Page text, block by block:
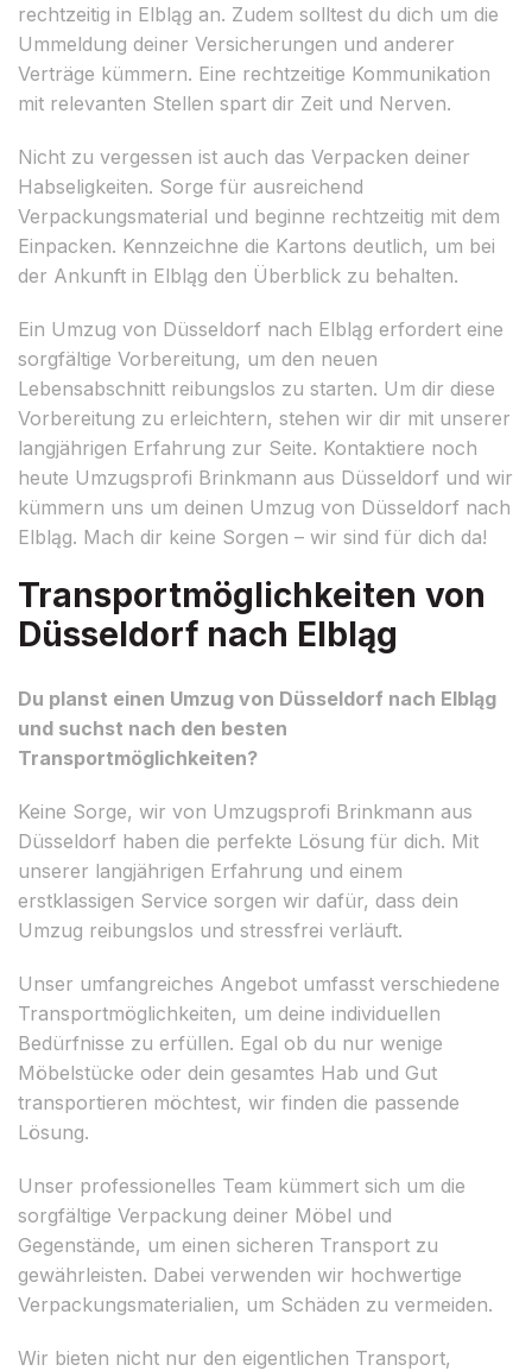
rechtzeitig in Elbląg an. Zudem solltest du dich um die
Ummeldung deiner Versicherungen und anderer
Verträge kümmern. Eine rechtzeitige Kommunikation
mit relevanten Stellen spart dir Zeit und Nerven.
Nicht zu vergessen ist auch das Verpacken deiner
Habseligkeiten. Sorge für ausreichend
Verpackungsmaterial und beginne rechtzeitig mit dem
Einpacken. Kennzeichne die Kartons deutlich, um bei
der Ankunft in Elbląg den Überblick zu behalten.
Ein Umzug von Düsseldorf nach Elbląg erfordert eine
sorgfältige Vorbereitung, um den neuen
Lebensabschnitt reibungslos zu starten. Um dir diese
Vorbereitung zu erleichtern, stehen wir dir mit unserer
langjährigen Erfahrung zur Seite. Kontaktiere noch
heute Umzugsprofi Brinkmann aus Düsseldorf und wir
kümmern uns um deinen Umzug von Düsseldorf nach
Elbląg. Mach dir keine Sorgen – wir sind für dich da!
Transportmöglichkeiten von
Düsseldorf nach Elbląg
Du planst einen Umzug von Düsseldorf nach Elbląg
und suchst nach den besten
Transportmöglichkeiten?
Keine Sorge, wir von Umzugsprofi Brinkmann aus
Düsseldorf haben die perfekte Lösung für dich. Mit
unserer langjährigen Erfahrung und einem
erstklassigen Service sorgen wir dafür, dass dein
Umzug reibungslos und stressfrei verläuft.
Unser umfangreiches Angebot umfasst verschiedene
Transportmöglichkeiten, um deine individuellen
Bedürfnisse zu erfüllen. Egal ob du nur wenige
Möbelstücke oder dein gesamtes Hab und Gut
transportieren möchtest, wir finden die passende
Lösung.
Unser professionelles Team kümmert sich um die
sorgfältige Verpackung deiner Möbel und
Gegenstände, um einen sicheren Transport zu
gewährleisten. Dabei verwenden wir hochwertige
Verpackungsmaterialien, um Schäden zu vermeiden.
Wir bieten nicht nur den eigentlichen Transport,